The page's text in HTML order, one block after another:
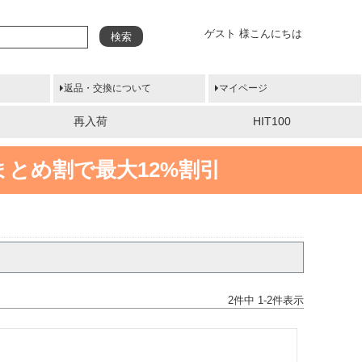
ゲスト 様こんにちは
検索
返品・交換について マイページ
再入荷 HIT100
め割で最大12%割引
2件中 1 -2件表示